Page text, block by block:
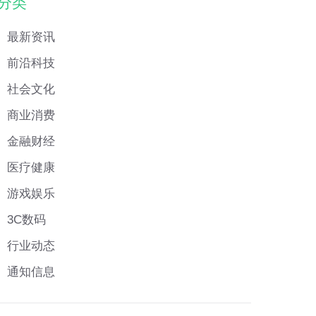
最新资讯
前沿科技
社会文化
商业消费
金融财经
医疗健康
游戏娱乐
3C数码
行业动态
通知信息